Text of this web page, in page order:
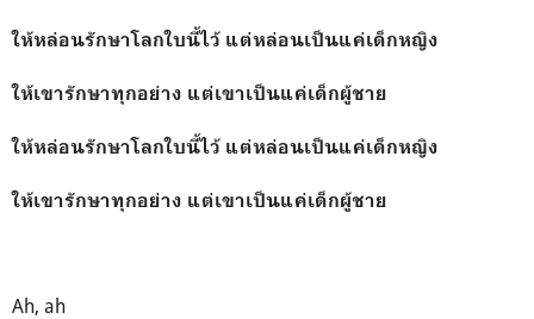
ให้หล่อนรักษาโลกใบนี้ไว้ แต่หล่อนเป็นแค่เด็กหญิง
ให้เขารักษาทุกอย่าง แต่เขาเป็นแค่เด็กผู้ชาย
ให้หล่อนรักษาโลกใบนี้ไว้ แต่หล่อนเป็นแค่เด็กหญิง
ให้เขารักษาทุกอย่าง แต่เขาเป็นแค่เด็กผู้ชาย
Ah, ah